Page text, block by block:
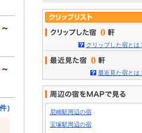
）
0
クリップした宿とは
0
最近見た宿とは
尼崎駅周辺の宿
宝塚駅周辺の宿